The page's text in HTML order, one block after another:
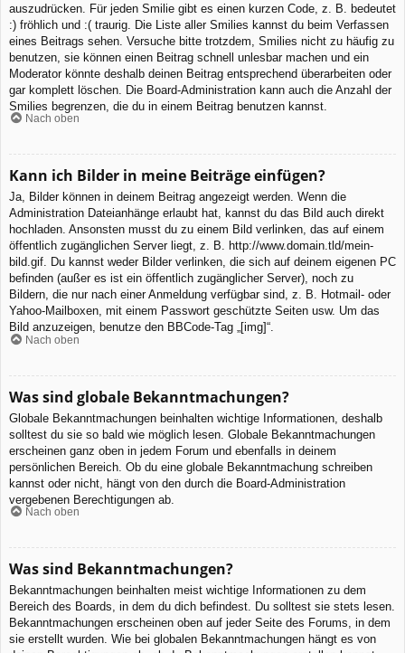
auszudrücken. Für jeden Smilie gibt es einen kurzen Code, z. B. bedeutet
:) fröhlich und :( traurig. Die Liste aller Smilies kannst du beim Verfassen
eines Beitrags sehen. Versuche bitte trotzdem, Smilies nicht zu häufig zu
benutzen, sie können einen Beitrag schnell unlesbar machen und ein
Moderator könnte deshalb deinen Beitrag entsprechend überarbeiten oder
gar komplett löschen. Die Board-Administration kann auch die Anzahl der
Smilies begrenzen, die du in einem Beitrag benutzen kannst.
Nach oben
Kann ich Bilder in meine Beiträge einfügen?
Ja, Bilder können in deinem Beitrag angezeigt werden. Wenn die
Administration Dateianhänge erlaubt hat, kannst du das Bild auch direkt
hochladen. Ansonsten musst du zu einem Bild verlinken, das auf einem
öffentlich zugänglichen Server liegt, z. B. http://www.domain.tld/mein-
bild.gif. Du kannst weder Bilder verlinken, die sich auf deinem eigenen PC
befinden (außer es ist ein öffentlich zugänglicher Server), noch zu
Bildern, die nur nach einer Anmeldung verfügbar sind, z. B. Hotmail- oder
Yahoo-Mailboxen, mit einem Passwort geschützte Seiten usw. Um das
Bild anzuzeigen, benutze den BBCode-Tag „[img]“.
Nach oben
Was sind globale Bekanntmachungen?
Globale Bekanntmachungen beinhalten wichtige Informationen, deshalb
solltest du sie so bald wie möglich lesen. Globale Bekanntmachungen
erscheinen ganz oben in jedem Forum und ebenfalls in deinem
persönlichen Bereich. Ob du eine globale Bekanntmachung schreiben
kannst oder nicht, hängt von den durch die Board-Administration
vergebenen Berechtigungen ab.
Nach oben
Was sind Bekanntmachungen?
Bekanntmachungen beinhalten meist wichtige Informationen zu dem
Bereich des Boards, in dem du dich befindest. Du solltest sie stets lesen.
Bekanntmachungen erscheinen oben auf jeder Seite des Forums, in dem
sie erstellt wurden. Wie bei globalen Bekanntmachungen hängt es von